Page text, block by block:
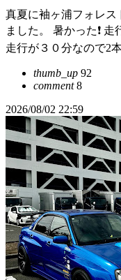
真夏に袖ヶ浦フォレス
ました。 暑かった❗️
走行が３０分なので2
thumb_up 92
comment8
2026/08/02 22:59